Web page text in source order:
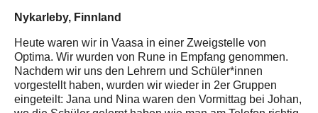
Nykarleby, Finnland
Heute waren wir in Vaasa in einer Zweigstelle von
Optima. Wir wurden von Rune in Empfang genommen.
Nachdem wir uns den Lehrern und Schüler*innen
vorgestellt haben, wurden wir wieder in 2er Gruppen
eingeteilt: Jana und Nina waren den Vormittag bei Johan,